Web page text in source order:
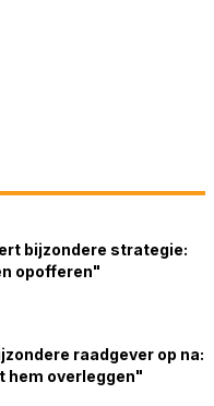
bijzondere strategie:
opofferen"
raadgever op na:
hem overleggen"